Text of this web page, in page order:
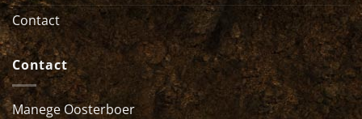
Contact
Contact
Manege Oosterboer